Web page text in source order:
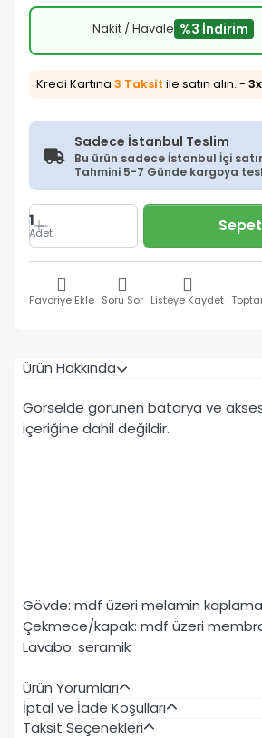
Nakit / Havale %3 İndirim
Kredi Kartına 3 Taksit ile satın alın. -
Sadece İstanbul Teslim
Bu ürün sadece İstanbul İçi
Tahmini 5-7 Günde kargoya
1
Adet
Favoriye Ekle Soru Sor Listeye Kaydet
Ürün Hakkında
Görselde görünen batarya ve
içeriğine dahil değildir.
Gövde: mdf üzeri melamin kaplama
Çekmece/kapak: mdf üzeri
Lavabo: seramik
Ürün Yorumları
İptal ve İade Koşulları
Taksit Seçenekleri